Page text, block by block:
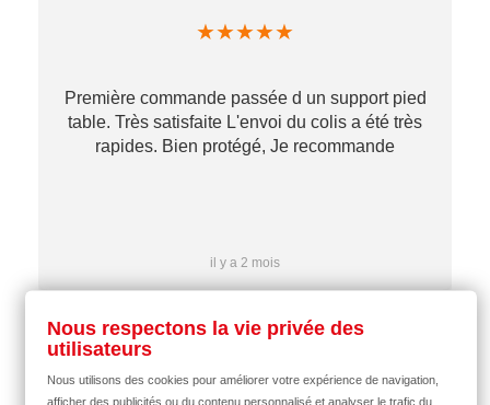
★★★★★
Première commande passée d un support pied
table. Très satisfaite L'envoi du colis a été très
rapides. Bien protégé, Je recommande
il y a 2 mois
Nous respectons la vie privée des
utilisateurs
Nous utilisons des cookies pour améliorer votre expérience de navigation,
afficher des publicités ou du contenu personnalisé et analyser le trafic du